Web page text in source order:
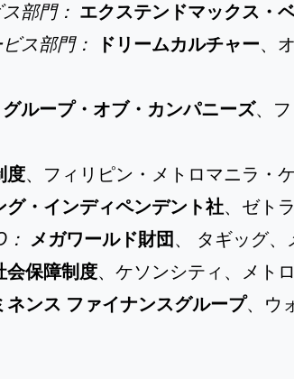
部門： エクステンドマックス・
ス部門：
ドリームカルチャー、
ループ・オブ・カンパニーズ、
度、フィリピン・メトロマニラ・
グ・インディペンデント社、ゼト
メガワールド財団 、 タギッグ
会保障制度、ケソンシティ、メト
ネンス ファイナンスグループ、ウ